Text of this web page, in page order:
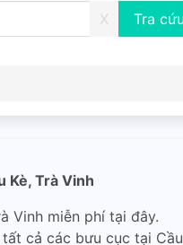
X
Kè, Trà Vinh
Vinh miễn phí tại đây.
cả các bưu cục tại Cầu